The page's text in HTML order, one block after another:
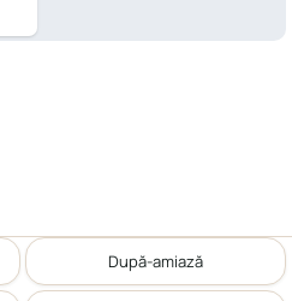
După-amiază